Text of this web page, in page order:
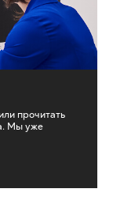
прочитать
Мы уже